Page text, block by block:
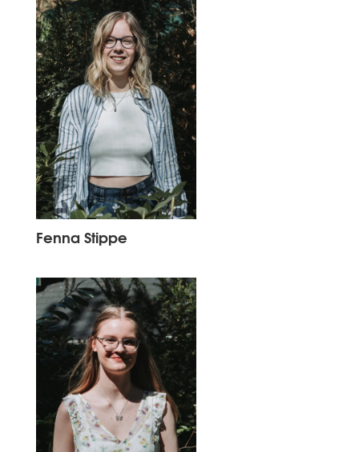
Fenna Stippe